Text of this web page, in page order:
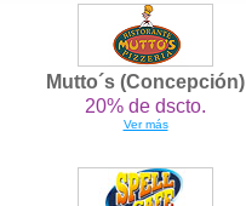
Mutto´s (Concepción)
20% de dscto.
Ver más